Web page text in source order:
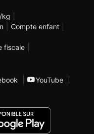
kg
Compte enfant
fiscale
YouTube